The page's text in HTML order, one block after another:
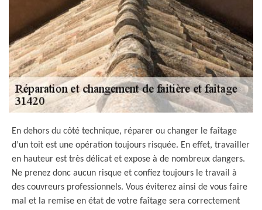
En dehors du côté technique, réparer ou changer le faîtage
d’un toit est une opération toujours risquée. En effet, travailler
en hauteur est très délicat et expose à de nombreux dangers.
Ne prenez donc aucun risque et confiez toujours le travail à
des couvreurs professionnels. Vous éviterez ainsi de vous faire
mal et la remise en état de votre faîtage sera correctement